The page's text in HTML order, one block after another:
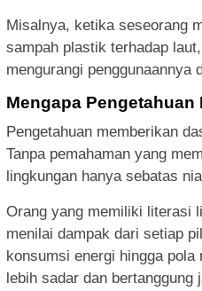
Misalnya, ketika seseorang
sampah plastik terhadap
mengurangi penggunaannya
Mengapa Pengetahuan
Pengetahuan memberikan
Tanpa pemahaman yang
lingkungan hanya sebatas
Orang yang memiliki literasi
menilai dampak dari setiap
konsumsi energi hingga
lebih sadar dan bertanggung